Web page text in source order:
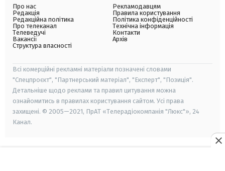
Про нас
Редакція
Редакційна політика
Про телеканал
Телеведучі
Вакансії
Структура власності
Рекламодавцям
Правила користування
Політика конфіденційності
Технічна інформація
Контакти
Архів
Всі комерційні рекламні матеріали позначені словами
"Спецпроєкт", "Партнерський матеріал", "Експерт", "Позиція".
Детальніше щодо реклами та правил цитування можна
ознайомитись в правилах користування сайтом. Усі права
захищені. © 2005—2021, ПрАТ «Телерадіокомпанія "Люкс"», 24
Канал.